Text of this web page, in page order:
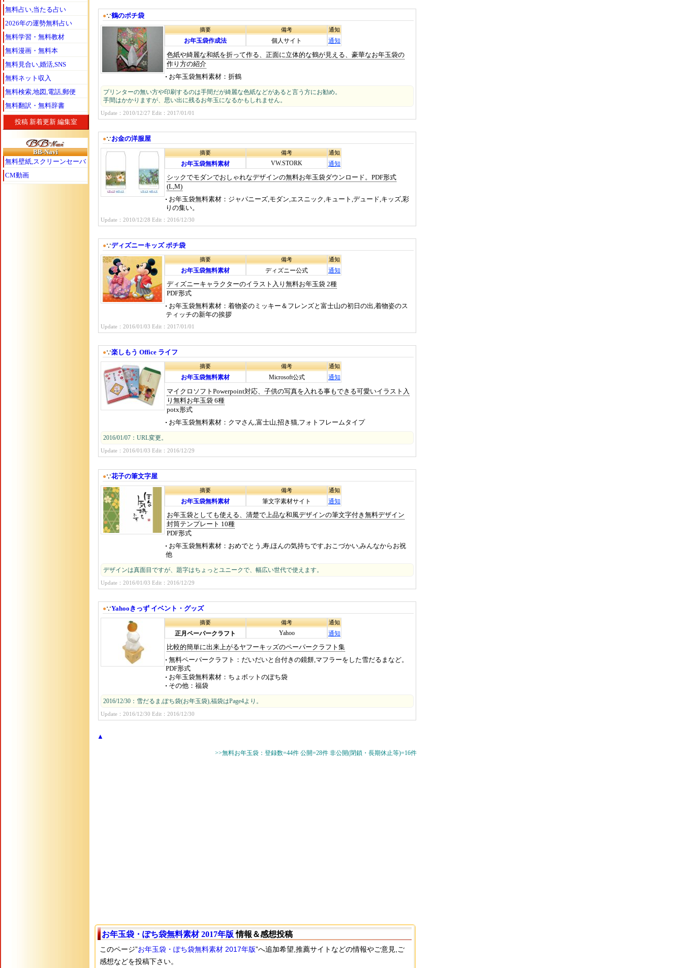
●∵鶴のポチ袋
摘要
お年玉袋作成法
備考
個人サイト
通知
通知
色紙や綺麗な和紙を折って作る、正面に立体的な鶴が見える、豪華なお年玉袋の
作り方の紹介
お年玉袋無料素材 折鶴
プリンターの無い方や印刷するのは手間だが綺麗な色紙などがあると言う方にお勧め。
手間はかかりますが、思い出に残るお年玉になるかもしれません。
Update：2010/12/27 Edit：2017/01/01
●∵お金の洋服屋
摘要
お年玉袋無料素材
備考
VW.STORK
通知
通知
シックでモダンでおしゃれなデザインの無料お年玉袋ダウンロード。PDF形式
(L,M)
お年玉袋無料素材
ジャパニーズ,モダン,エスニック,キュート,デュード,キッズ,彩
りの集い。
Update：2010/12/28 Edit：2016/12/30
●∵ディズニーキッズ ポチ袋
摘要
お年玉袋無料素材
備考
ディズニー公式
通知
通知
ディズニーキャラクターのイラスト入り無料お年玉袋 2種
PDF形式
お年玉袋無料素材
着物姿のミッキー＆フレンズと富士山の初日の出,着物姿のス
ティッチの新年の挨拶
Update：2016/01/03 Edit：2017/01/01
●∵楽しもう Office ライフ
摘要
お年玉袋無料素材
備考
Microsoft公式
通知
通知
マイクロソフトPowerpoint対応、子供の写真を入れる事もできる可愛いイラスト入
り無料お年玉袋 6種
potx形式
お年玉袋無料素材 クマさん,富士山,招き猫,フォトフレームタイプ
2016/01/07：URL変更。
Update：2016/01/03 Edit：2016/12/29
●∵花子の筆文字屋
摘要
お年玉袋無料素材
備考
筆文字素材サイト
通知
通知
お年玉袋としても使える、清楚で上品な和風デザインの筆文字付き無料デザイン
封筒テンプレート 10種
PDF形式
お年玉袋無料素材
おめでとう,寿,ほんの気持ちです,おこづかい,みんなからお祝
他
デザインは真面目ですが、題字はちょっとユニークで、幅広い世代で使えます。
Update：2016/01/03 Edit：2016/12/29
●∵Yahooきっず イベント・グッズ
摘要
正月ペーパークラフト
備考
Yahoo
通知
通知
比較的簡単に出来上がるヤフーキッズのペーパークラフト集
無料ペーパークラフト
だいだいと台付きの鏡餅,マフラーをした雪だるまなど。
PDF形式
お年玉袋無料素材
ちょボットのぽち袋
その他
福袋
2016/12/30：雪だるま,ぽち袋(お年玉袋),福袋はPage4より。
Update：2016/12/30 Edit：2016/12/30
▲
>>無料お年玉袋：登録数=44件 公開=28件 非公開(閉鎖・長期休止等)=16件
お年玉袋・ぽち袋無料素材 2017年版 情報＆感想投稿
このページ”お年玉袋・ぽち袋無料素材 2017年版”へ追加希望,推薦サイトなどの情報やご意見,ご
感想などを投稿下さい。
無料占い,当たる占い
2026年の運勢無料占い
無料学習・無料教材
無料漫画・無料本
無料見合い,婚活,SNS
無料ネット収入
無料検索,地図,電話,郵便
無料翻訳・無料辞書
投稿 新着更新 編集室
BB-Navi
無料壁紙,スクリーンセーバ
CM動画